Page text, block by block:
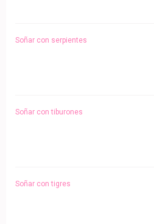
Soñar con serpientes
Soñar con tiburones
Soñar con tigres